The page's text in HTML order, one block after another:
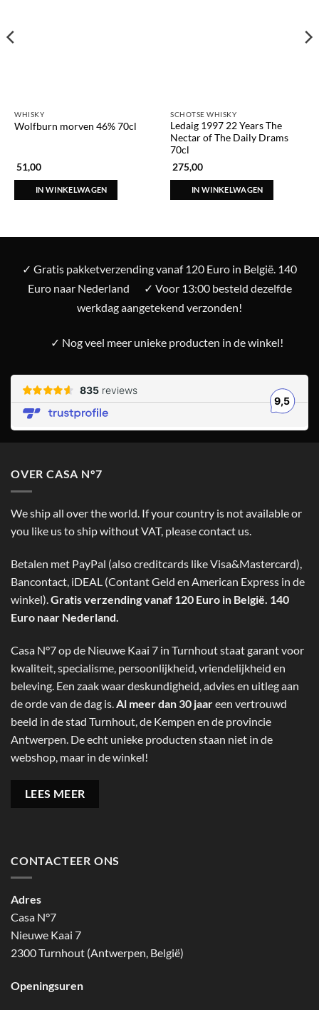
WHISKY
Wolfburn morven 46% 70cl
51,00
IN WINKELWAGEN
SCHOTSE WHISKY
Ledaig 1997 22 Years The
Nectar of The Daily Drams
70cl
275,00
IN WINKELWAGEN
✓ Gratis pakketverzending vanaf 120 Euro in België. 140
Euro naar Nederland
✓ Voor 13:00 besteld dezelfde
werkdag aangetekend verzonden!
✓ Nog veel meer unieke producten in de winkel!
OVER CASA N°7
We ship all over the world. If your country is not available or
you like us to ship without VAT, please contact us.
Betalen met PayPal (also creditcards like Visa&Mastercard),
Bancontact, iDEAL (Contant Geld en American Express in de
winkel). Gratis verzending vanaf 120 Euro in België. 140
Euro naar Nederland.
Casa N°7 op de Nieuwe Kaai 7 in Turnhout staat garant voor
kwaliteit, specialisme, persoonlijkheid, vriendelijkheid en
beleving. Een zaak waar deskundigheid, advies en uitleg aan
de orde van de dag is. Al meer dan 30 jaareen vertrouwd
beeld in de stad Turnhout, de Kempen en de provincie
Antwerpen. De echt unieke producten staan niet in de
webshop, maar in de winkel!
LEES MEER
CONTACTEER ONS
Adres
Casa N°7
Nieuwe Kaai 7
2300 Turnhout (Antwerpen, België)
Openingsuren